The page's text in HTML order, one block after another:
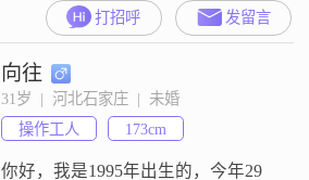
打招呼 发留言
向往
31岁  |  河北石家庄  |  未婚
操作工人
173cm
你好，我是1995年出生的，今年29